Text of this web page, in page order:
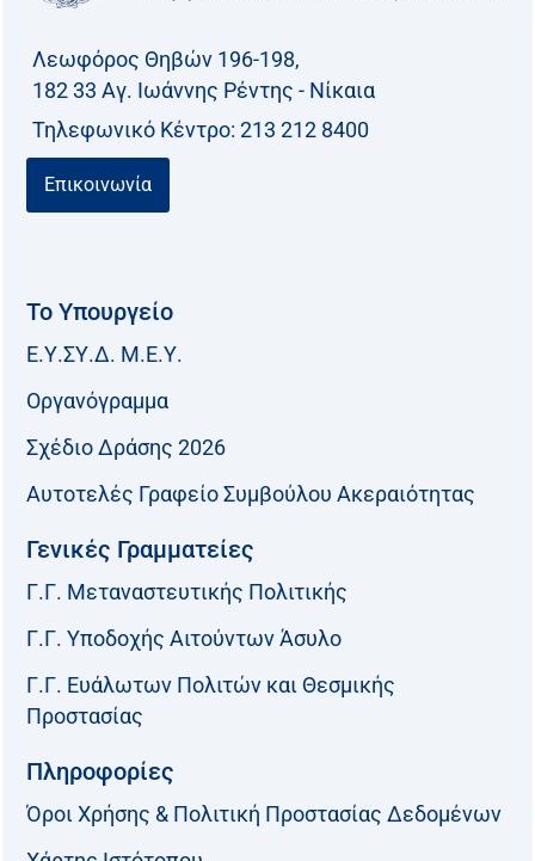
Λεωφόρος Θηβών 196-198,
182 33 Aγ. Ιωάννης Ρέντης - Νίκαια
Τηλεφωνικό Kέντρο: 213 212 8400
Επικοινωνία
Το Υπουργείο
Ε.Υ.ΣΥ.Δ. Μ.Ε.Υ.
Οργανόγραμμα
Σχέδιο Δράσης 2026
Αυτοτελές Γραφείο Συμβούλου Ακεραιότητας
Γενικές Γραμματείες
Γ.Γ. Μεταναστευτικής Πολιτικής
Γ.Γ. Υποδοχής Αιτούντων Άσυλο
Γ.Γ. Ευάλωτων Πολιτών και Θεσμικής
Προστασίας
Πληροφορίες
Όροι Χρήσης & Πολιτική Προστασίας Δεδομένων